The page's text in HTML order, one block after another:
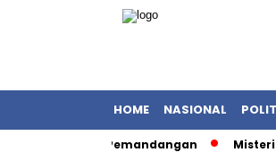
HOME NASIONAL
Rekam Pemandangan Misteri